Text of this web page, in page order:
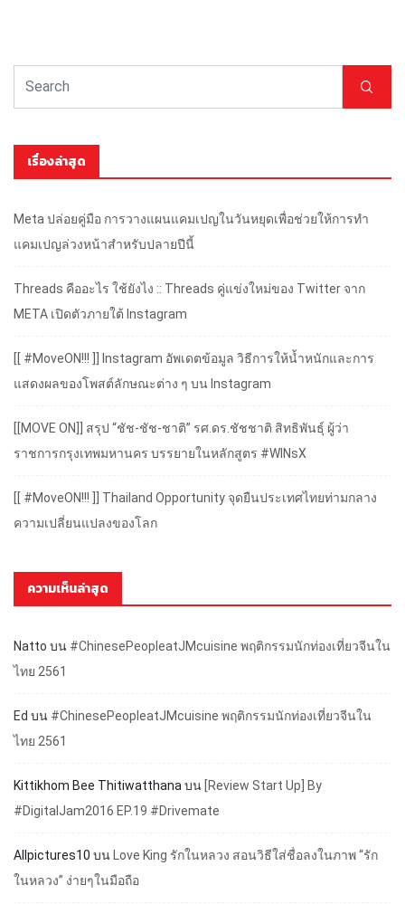
เรื่องล่าสุด
Meta ปล่อยคู่มือ การวางแผนแคมเปญในวันหยุดเพื่อช่วยให้การทำ
แคมเปญล่วงหน้าสำหรับปลายปีนี้
Threads คืออะไร ใช้ยังไง :: Threads คู่แข่งใหม่ของ Twitter จาก
META เปิดตัวภายใต้ Instagram
[[ #MoveON!!! ]] Instagram อัพเดตข้อมูล วิธีการให้น้ำหนักและการ
แสดงผลของโพสต์ลักษณะต่าง ๆ บน Instagram
[[MOVE ON]] สรุป “ชัช-ชัช-ชาติ” รศ.ดร.ชัชชาติ สิทธิพันธุ์ ผู้ว่า
ราชการกรุงเทพมหานคร บรรยายในหลักสูตร #WINsX
[[ #MoveON!!! ]] Thailand Opportunity จุดยืนประเทศไทยท่ามกลาง
ความเปลี่ยนแปลงของโลก
ความเห็นล่าสุด
Natto บน #ChinesePeopleatJMcuisine พฤติกรรมนักท่องเที่ยวจีนใน
ไทย 2561
Ed บน #ChinesePeopleatJMcuisine พฤติกรรมนักท่องเที่ยวจีนใน
ไทย 2561
Kittikhom Bee Thitiwatthana บน [Review Start Up] By
#DigitalJam2016 EP.19 #Drivemate
Allpictures10 บน
Love King รักในหลวง สอนวิธีใส่ชื่อลงในภาพ “รัก
ในหลวง” ง่ายๆในมือถือ